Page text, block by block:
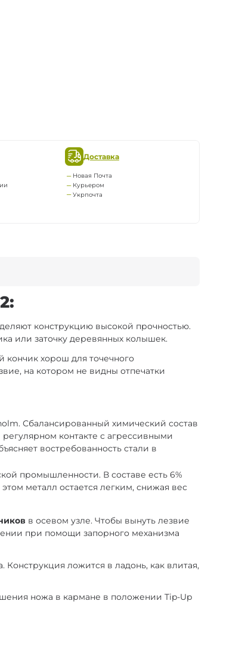
Доставка
Новая Почта
Курьером
Укрпочта
конструкцию высокой прочностью.
или заточку деревянных колышек.
кончик хорош для точечного
на котором не видны отпечатки
Сбалансированный химический состав
контакте с агрессивными
востребованность стали в
промышленности. В составе есть 6%
металл остается легким, снижая вес
в осевом узле. Чтобы вынуть лезвие
при помощи запорного механизма
ложится в ладонь, как влитая,
ножа в кармане в положении Tip-Up